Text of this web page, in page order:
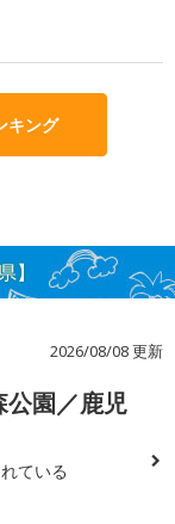
キング
】
2026/08/08 更新
公園／鹿児
ている